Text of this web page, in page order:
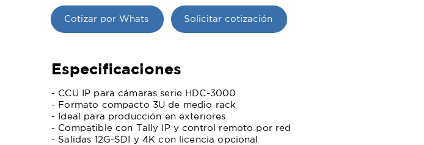
Cotizar por Whats Solicitar cotización
Especificaciones
- CCU IP para cámaras serie HDC-3000
- Formato compacto 3U de medio rack
- Ideal para producción en exteriores
- Compatible con Tally IP y control remoto por red
- Salidas 12G-SDI y 4K con licencia opcional